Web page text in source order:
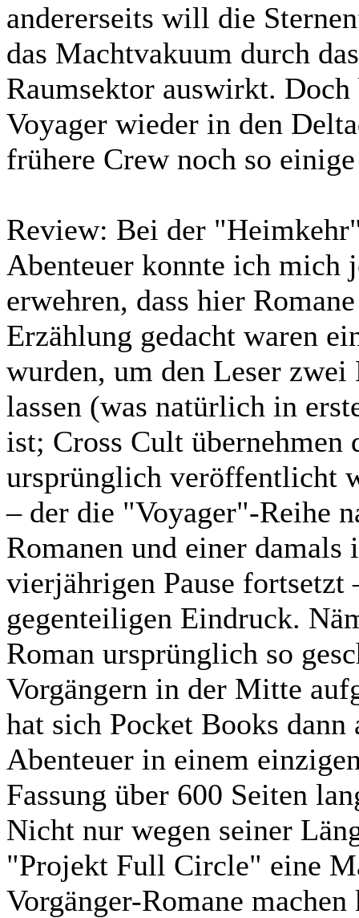
andererseits will die
das Machtvakuum durch
Raumsektor auswirkt.
Voyager wieder in den
frühere Crew noch so
Review: Bei der
Abenteuer konnte ich mich
erwehren, dass hier
Erzählung gedacht waren
wurden, um den Leser
lassen (was natürlich in
ist; Cross Cult übernehmen
ursprünglich veröffentlicht
– der die "Voyager"-Reihe
Romanen und einer
vierjährigen Pause fortsetzt
gegenteiligen Eindruck.
Roman ursprünglich so
Vorgängern in der Mitte
hat sich Pocket Books dann
Abenteuer in einem
Fassung über 600 Seiten
Nicht nur wegen seiner
"Projekt Full Circle" eine
Vorgänger-Romane